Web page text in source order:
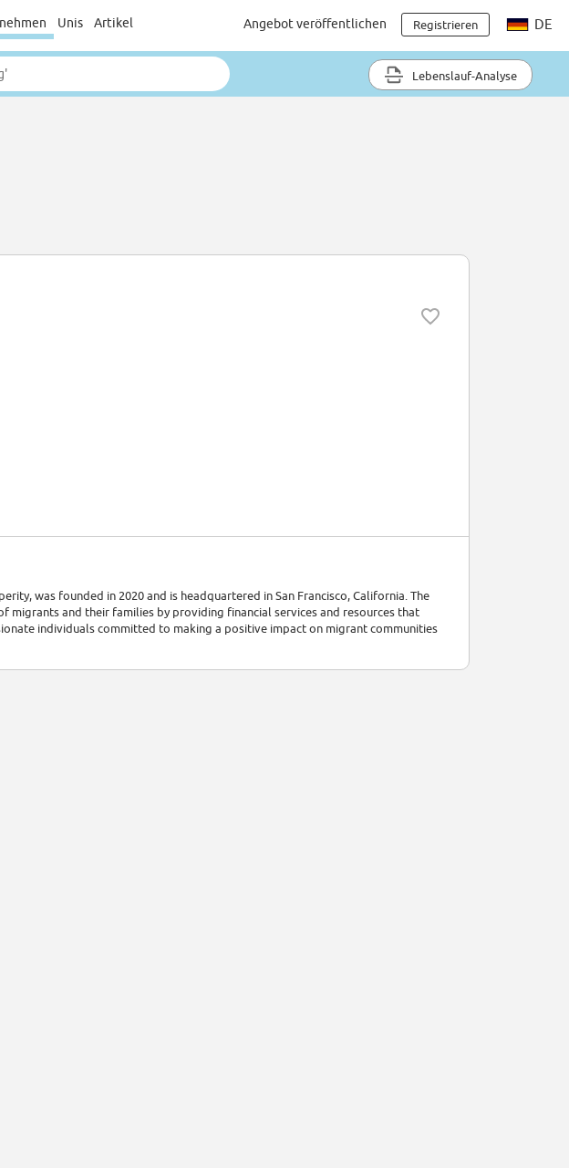
Unis Artikel Angebot veröffentlichen Registrieren DE
Lebenslauf-Analyse
was founded in 2020 and is headquartered in San Francisco, California. The
migrants and their families by providing financial services and resources that
individuals committed to making a positive impact on migrant communities